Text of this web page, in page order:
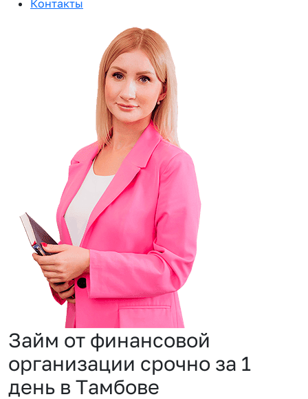
Контакты
Займ от финансовой
организации срочно за 1
день в Тамбове